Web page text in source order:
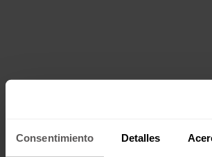
Consentimiento Detalles